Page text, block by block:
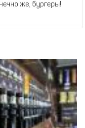
же, бургеры!